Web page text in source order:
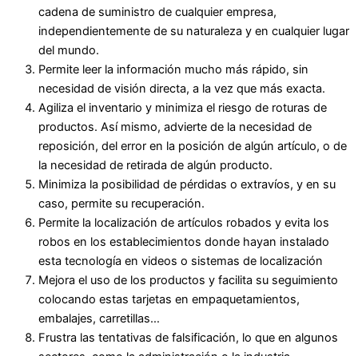
cadena de suministro de cualquier empresa,
independientemente de su naturaleza y en cualquier lugar
del mundo.
Permite leer la información mucho más rápido, sin
necesidad de visión directa, a la vez que más exacta.
Agiliza el inventario y minimiza el riesgo de roturas de
productos. Así mismo, advierte de la necesidad de
reposición, del error en la posición de algún artículo, o de
la necesidad de retirada de algún producto.
Minimiza la posibilidad de pérdidas o extravíos, y en su
caso, permite su recuperación.
Permite la localización de artículos robados y evita los
robos en los establecimientos donde hayan instalado
esta tecnología en videos o sistemas de localización
Mejora el uso de los productos y facilita su seguimiento
colocando estas tarjetas en empaquetamientos,
embalajes, carretillas…
Frustra las tentativas de falsificación, lo que en algunos